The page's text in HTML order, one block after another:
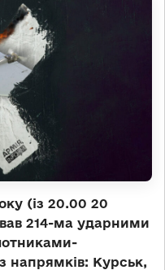
(із 20.00 20
214-ма ударними
напрямків: Курськ,